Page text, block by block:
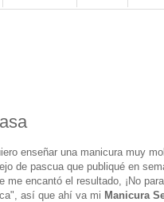
enseñar una manicura muy
de pascua que publiqué en
encantó el resultado, ¡No
así que ahí va mi Manicura